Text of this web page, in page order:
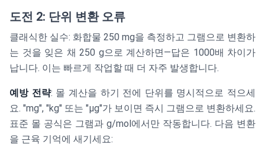
도전 2: 단위 변환 오류
클래식한 실수: 화합물 250 mg을 측정하고 그램으로 변환하
는 것을 잊은 채 250 g으로 계산하면—답은 1000배 차이가
납니다. 이는 빠르게 작업할 때 더 자주 발생합니다.
예방 전략: 몰 계산을 하기 전에 단위를 명시적으로 적으세
요. "mg", "kg" 또는 "μg"가 보이면 즉시 그램으로 변환하세요.
표준 몰 공식은 그램과 g/mol에서만 작동합니다. 다음 변환
을 근육 기억에 새기세요: